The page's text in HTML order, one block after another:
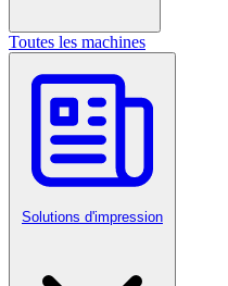
Toutes les machines
Solutions d'impression